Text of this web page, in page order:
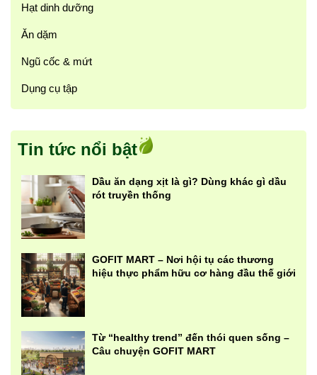
Hạt dinh dưỡng
Ăn dặm
Ngũ cốc & mứt
Dụng cụ tập
Tin tức nổi bật
Dầu ăn dạng xịt là gì? Dùng khác gì dầu
rót truyền thống
GOFIT MART – Nơi hội tụ các thương
hiệu thực phẩm hữu cơ hàng đầu thế giới
Từ “healthy trend” đến thói quen sống –
Câu chuyện GOFIT MART